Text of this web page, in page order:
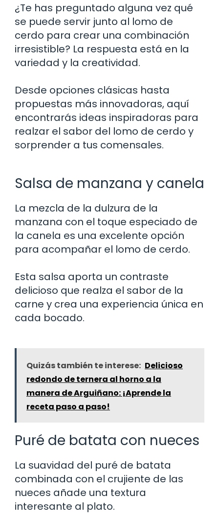
¿Te has preguntado alguna vez qué
se puede servir junto al lomo de
cerdo para crear una combinación
irresistible? La respuesta está en la
variedad y la creatividad.
Desde opciones clásicas hasta
propuestas más innovadoras, aquí
encontrarás ideas inspiradoras para
realzar el sabor del lomo de cerdo y
sorprender a tus comensales.
Salsa de manzana y canela
La mezcla de la dulzura de la
manzana con el toque especiado de
la canela es una excelente opción
para acompañar el lomo de cerdo.
Esta salsa aporta un contraste
delicioso que realza el sabor de la
carne y crea una experiencia única en
cada bocado.
Quizás también te interese: Delicioso
redondo de ternera al horno a la
manera de Arguiñano: ¡Aprende la
receta paso a paso!
Puré de batata con nueces
La suavidad del puré de batata
combinada con el crujiente de las
nueces añade una textura
interesante al plato.